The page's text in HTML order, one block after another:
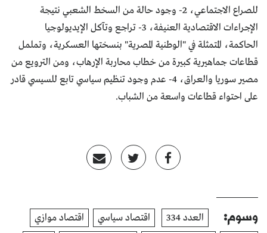
للصراع الاجتماعي، 2- وجود حالة من السخط الشعبي نتيجة
الإجراءات الاقتصادية العنيفة، 3- تراجع وتآكل الإيديولوجيا
الحاكمة، المتمثلة في "الوطنية المصرية" بنسختها العسكرية، وتململ
قطاعات جماهيرية كبيرة من خطاب محاربة الإرهاب، ومن الترويع من
مصير سوريا والعراق، 4- عدم وجود تنظيم سياسي تابع للسيسي قادر
على احتواء قطاعات واسعة من الشباب.
وسوم: العدد 334 اقتصاد سياسي
اقتصاد موازي